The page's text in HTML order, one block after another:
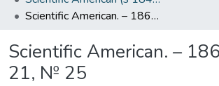
Scientific American. – 1869. – Vol. 21, № 25
Scientific American. –
21, № 25